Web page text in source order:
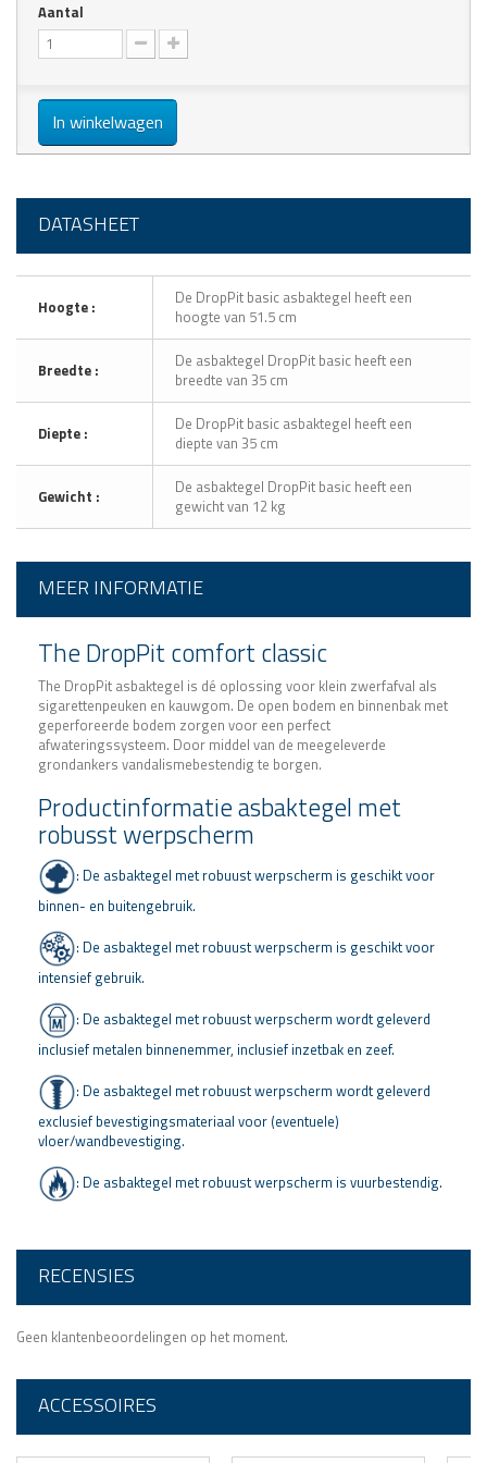
Aantal
In winkelwagen
DATASHEET
Hoogte :
De DropPit basic asbaktegel heeft een
hoogte van 51.5 cm
Breedte :
De asbaktegel DropPit basic heeft een
breedte van 35 cm
Diepte :
De DropPit basic asbaktegel heeft een
diepte van 35 cm
Gewicht :
De asbaktegel DropPit basic heeft een
gewicht van 12 kg
MEER INFORMATIE
The DropPit comfort classic
The DropPit asbaktegel is dé oplossing voor klein zwerfafval als
sigarettenpeuken en kauwgom. De open bodem en binnenbak met
geperforeerde bodem zorgen voor een perfect
afwateringssysteem. Door middel van de meegeleverde
grondankers vandalismebestendig te borgen.
Productinformatie asbaktegel met
robusst werpscherm
: De asbaktegel met robuust werpscherm is geschikt voor
binnen- en buitengebruik.
: De asbaktegel met robuust werpscherm is geschikt voor
intensief gebruik.
: De asbaktegel met robuust werpscherm wordt geleverd
inclusief metalen binnenemmer, inclusief inzetbak en zeef.
: De asbaktegel met robuust werpscherm wordt geleverd
exclusief bevestigingsmateriaal voor (eventuele)
vloer/wandbevestiging.
: De asbaktegel met robuust werpscherm is vuurbestendig.
RECENSIES
Geen klantenbeoordelingen op het moment.
ACCESSOIRES